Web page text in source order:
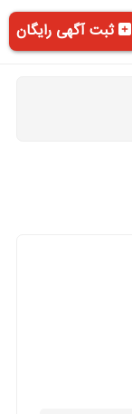
ثبت آگهی رایگان